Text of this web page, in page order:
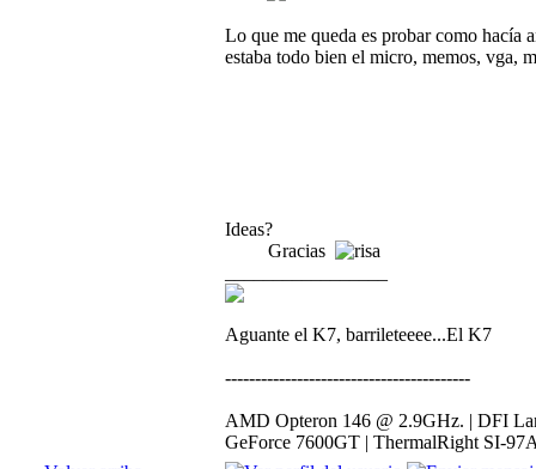
Lo que me queda es probar como hacía
estaba todo bien el micro, memos, vga,
Ideas?
Gracias
Aguante el K7, barrileteeee...El K7
-----------------------------------------
AMD Opteron 146 @ 2.9GHz. | DFI
GeForce 7600GT | ThermalRight SI-